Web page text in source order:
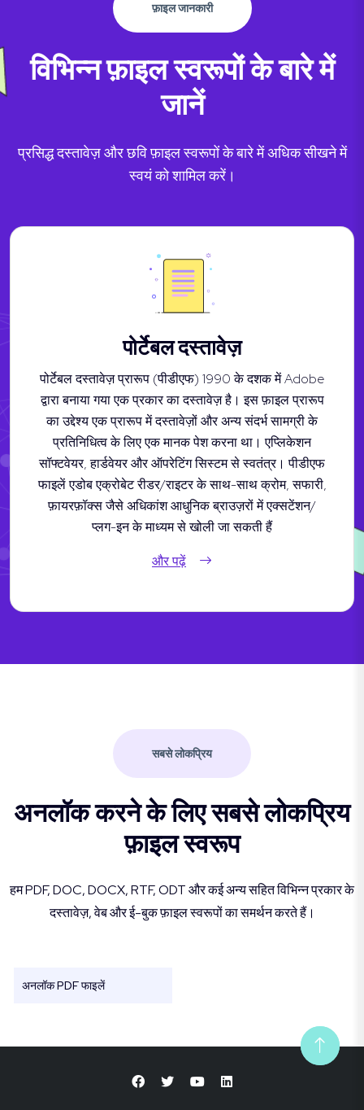
फ़ाइल जानकारी
विभिन्न फ़ाइल स्वरूपों के बारे में
जानें
प्रसिद्ध दस्तावेज़ और छवि फ़ाइल स्वरूपों के बारे में अधिक सीखने में
स्वयं को शामिल करें।
पोर्टेबल दस्तावेज़
पोर्टेबल दस्तावेज़ प्रारूप (पीडीएफ) 1990 के दशक में Adobe
द्वारा बनाया गया एक प्रकार का दस्तावेज़ है। इस फ़ाइल प्रारूप
का उद्देश्य एक प्रारूप में दस्तावेज़ों और अन्य संदर्भ सामग्री के
प्रतिनिधित्व के लिए एक मानक पेश करना था। एप्लिकेशन
सॉफ्टवेयर, हार्डवेयर और ऑपरेटिंग सिस्टम से स्वतंत्र। पीडीएफ
फाइलें एडोब एक्रोबेट रीडर/राइटर के साथ-साथ क्रोम, सफारी,
फ़ायरफ़ॉक्स जैसे अधिकांश आधुनिक ब्राउज़रों में एक्सटेंशन/
प्लग-इन के माध्यम से खोली जा सकती हैं
और पढ़ें
सबसे लोकप्रिय
अनलॉक करने के लिए सबसे लोकप्रिय
फ़ाइल स्वरूप
हम PDF, DOC, DOCX, RTF, ODT और कई अन्य सहित विभिन्न प्रकार के
दस्तावेज़, वेब और ई-बुक फ़ाइल स्वरूपों का समर्थन करते हैं।
अनलॉक PDF फाइलें